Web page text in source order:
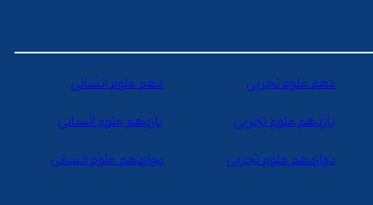
دهم علوم تجربی دهم علوم انسانی
یازدهم علوم تجربی یازدهم علوم انسانی
دوازدهم علوم تجربی دوازدهم علوم انسانی